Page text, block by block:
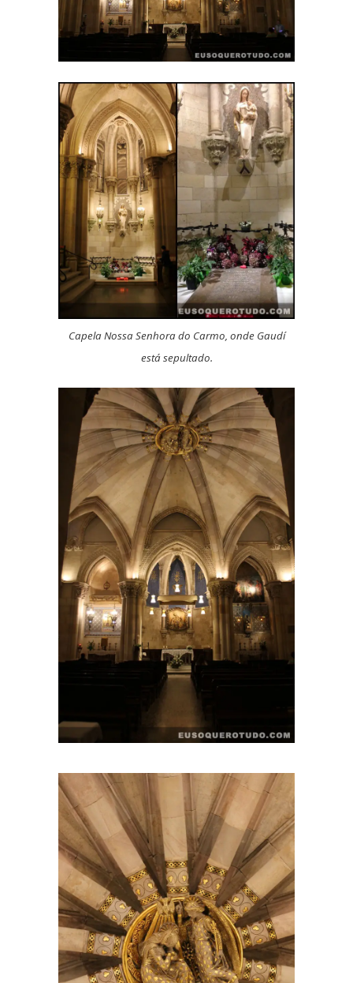
Capela Nossa Senhora do Carmo, onde Gaudí
está sepultado.